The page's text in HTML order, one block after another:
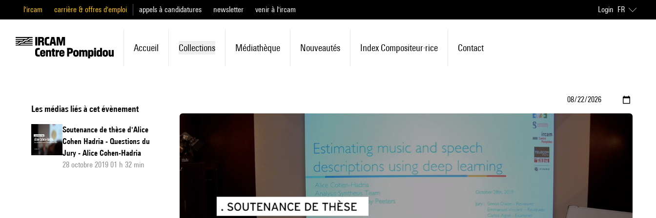
l'ircam carrière & offres d'emploi appels à candidatures newsletter venir à l'ircam Login FR
Accueil Collections Médiathèque Nouveautés Index Compositeur·rice Contact
Les médias liés à cet évènement
Soutenance de thèse d'Alice
Cohen Hadria - Questions du
Jury - Alice Cohen-Hadria
28 octobre 2019 01 h 32 min